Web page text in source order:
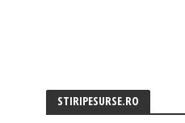
STIRIPESURSE.RO